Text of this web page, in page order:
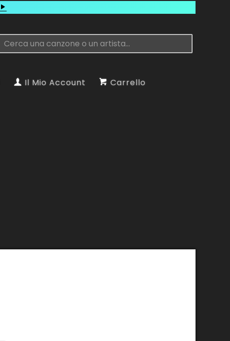
Il Mio Account Carrello